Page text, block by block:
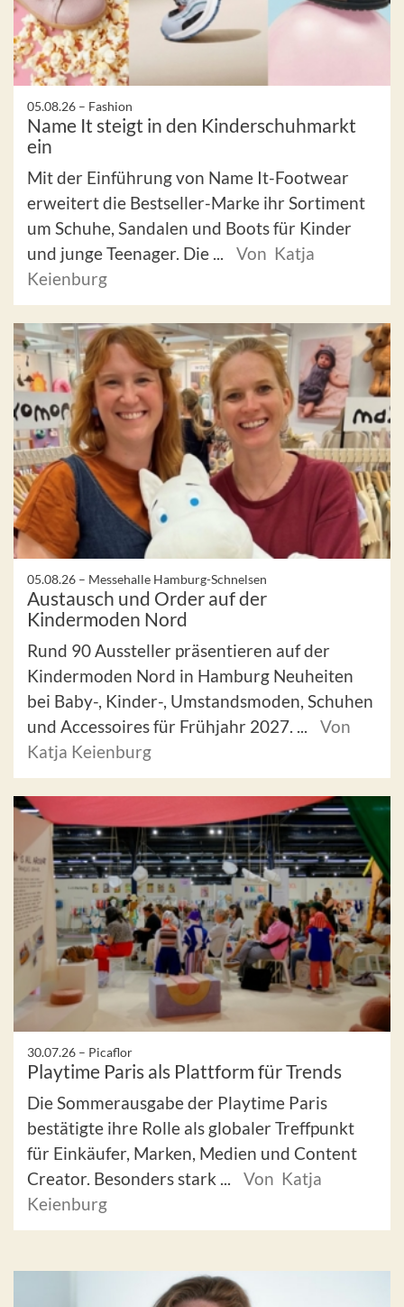
05.08.26 – Fashion
Name It steigt in den Kinderschuhmarkt
ein
Mit der Einführung von Name It-Footwear
erweitert die Bestseller-Marke ihr Sortiment
um Schuhe, Sandalen und Boots für Kinder
und junge Teenager. Die ...
Von Katja
Keienburg
05.08.26 – Messehalle Hamburg-Schnelsen
Austausch und Order auf der
Kindermoden Nord
Rund 90 Aussteller präsentieren auf der
Kindermoden Nord in Hamburg Neuheiten
bei Baby-, Kinder-, Umstandsmoden, Schuhen
und Accessoires für Frühjahr 2027. ...
Von
Katja Keienburg
30.07.26 – Picaflor
Playtime Paris als Plattform für Trends
Die Sommerausgabe der Playtime Paris
bestätigte ihre Rolle als globaler Treffpunkt
für Einkäufer, Marken, Medien und Content
Creator. Besonders stark ...
Von Katja
Keienburg